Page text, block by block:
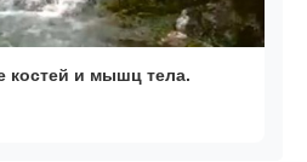
костей и мышц тела.